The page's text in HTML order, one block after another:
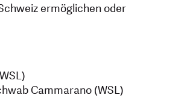
ermöglichen oder
Cammarano (WSL)